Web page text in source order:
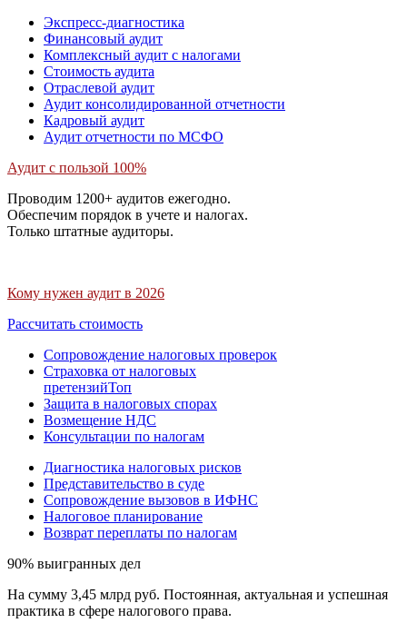
Экспресс-диагностика
Финансовый аудит
Комплексный аудит с налогами
Стоимость аудита
Отраслевой аудит
Аудит консолидированной отчетности
Кадровый аудит
Аудит отчетности по МСФО
Аудит с пользой 100%
Проводим 1200+ аудитов ежегодно.
Обеспечим порядок в учете и налогах.
Только штатные аудиторы.
Кому нужен аудит в 2026
Рассчитать стоимость
Сопровождение налоговых проверок
Страховка от налоговых
претензийТоп
Защита в налоговых спорах
Возмещение НДС
Консультации по налогам
Диагностика налоговых рисков
Представительство в суде
Сопровождение вызовов в ИФНС
Налоговое планирование
Возврат переплаты по налогам
90% выигранных дел
На сумму 3,45 млрд руб. Постоянная, актуальная и успешная
практика в сфере налогового права.